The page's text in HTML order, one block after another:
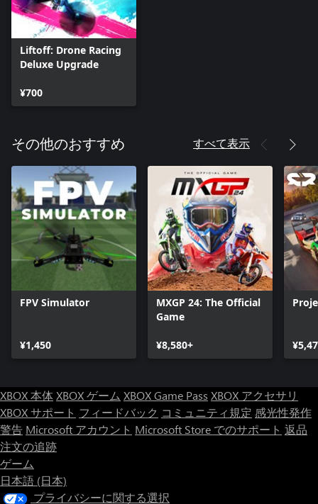
Liftoff: Drone Racing
Deluxe Upgrade
¥700
その他のおすすめ すべて表示
FPV Simulator
¥1,450
MXGP 24: The Official
Game
¥8,580+
XBOX 本体XBOX ゲーム XBOX Game Pass XBOX アクセサリ
XBOX サポート フィードバック コミュニティ規定 感光性発作
警告 Microsoft アカウント Microsoft Store でのサポート 返品
注文の追跡
ゲーム
日本語 (日本)
プライバシーに関する選択